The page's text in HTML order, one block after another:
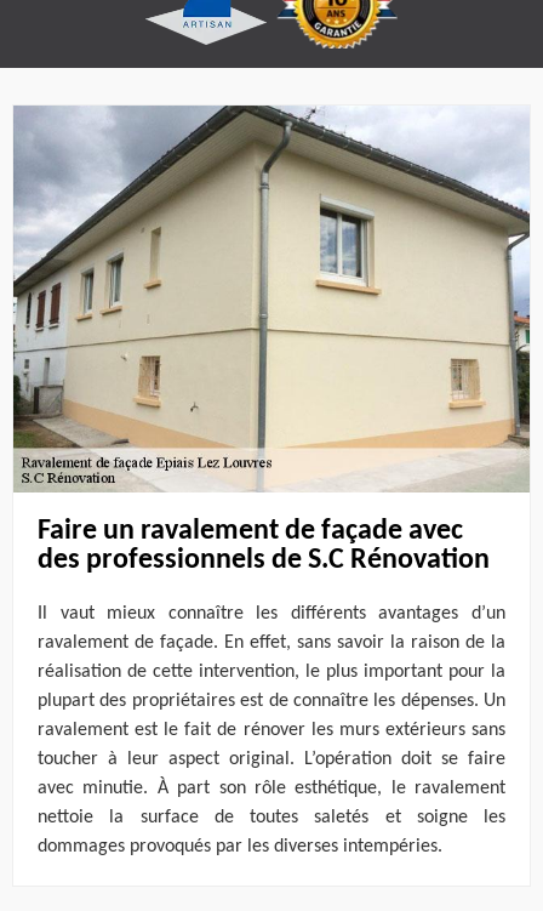
Faire un ravalement de façade avec
des professionnels de S.C Rénovation
Il vaut mieux connaître les différents avantages d’un
ravalement de façade. En effet, sans savoir la raison de la
réalisation de cette intervention, le plus important pour la
plupart des propriétaires est de connaître les dépenses. Un
ravalement est le fait de rénover les murs extérieurs sans
toucher à leur aspect original. L’opération doit se faire
avec minutie. À part son rôle esthétique, le ravalement
nettoie la surface de toutes saletés et soigne les
dommages provoqués par les diverses intempéries.